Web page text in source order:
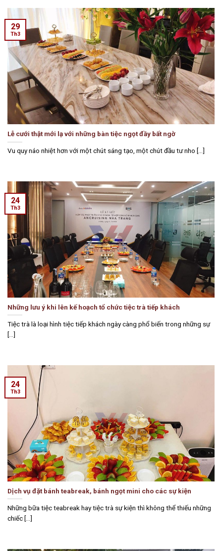
Lễ cưới thật mới lạ với những bàn tiệc ngọt đầy bất ngờ
Vu quy náo nhiệt hơn với một chút sáng tạo, một chút đầu tư nho [...]
29
Th3
Những lưu ý khi lên kế hoạch tổ chức tiệc trà tiếp khách
Tiệc trà là loại hình tiệc tiếp khách ngày càng phổ biến trong những sự
[...]
24
Th3
Dịch vụ đặt bánh teabreak, bánh ngọt mini cho các sự kiện
Những bữa tiệc teabreak hay tiệc trà sự kiện thì không thể thiếu những
chiếc [...]
24
Th3